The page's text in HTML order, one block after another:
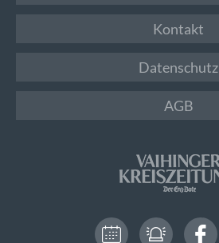
Kontakt
Datenschutz
AGB